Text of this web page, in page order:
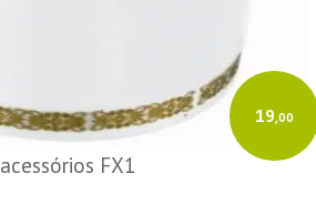
19,00
acessórios FX1